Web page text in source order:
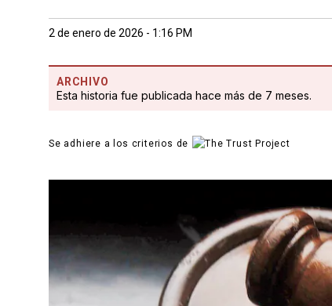
2 de enero de 2026 - 1:16 PM
ARCHIVO
Esta historia fue publicada hace más de 7 meses.
Se adhiere a los criterios de